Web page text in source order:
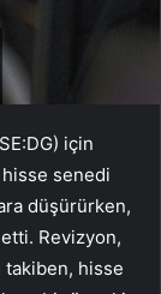
için
senedi
düşürürken,
Revizyon,
hisse